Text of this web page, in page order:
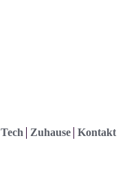
Tech Zuhause Kontakt